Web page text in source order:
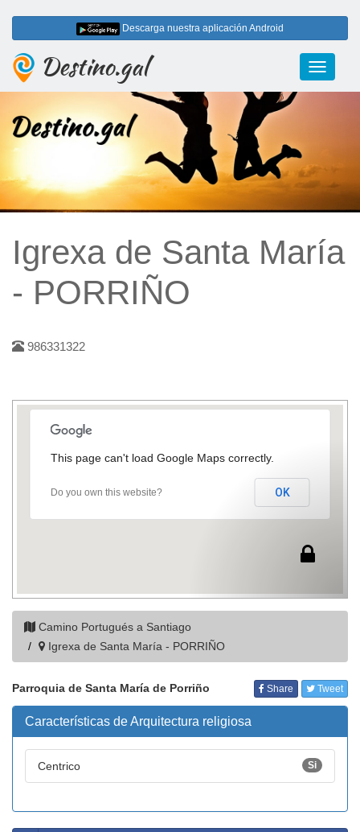
Descarga nuestra aplicación Android
Toggle
Destino.gal
Igrexa de Santa María
- PORRIÑO
986331322
This page can't load Google Maps correctly.
Do you own this website? OK
Camino Portugués a Santiago
Igrexa de Santa María - PORRIÑO
Share Tweet
Parroquia de Santa María de Porriño
Características de Arquitectura religiosa
Centrico Si